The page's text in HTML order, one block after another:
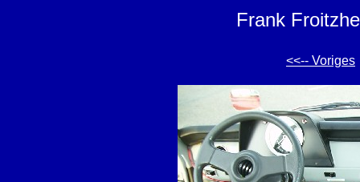
Frank
<<-- Voriges